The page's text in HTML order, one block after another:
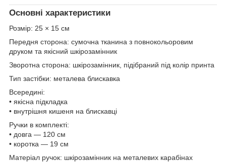
Основні характеристики
Розмір: 25 × 15 см
Передня сторона: сумочна тканина з повнокольоровим
друком та якісний шкірозамінник
Зворотна сторона: шкірозамінник, підібраний під колір принта
Тип застібки: металева блискавка
Всередині:
• якісна підкладка
• внутрішня кишеня на блискавці
Ручки в комплекті:
• довга — 120 см
• коротка — 19 см
Матеріал ручок: шкірозамінник на металевих карабінах